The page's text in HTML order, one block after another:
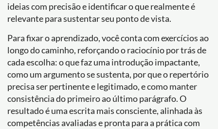
ideias com precisão e identificar o que realmente é
relevante para sustentar seu ponto de vista.
Para fixar o aprendizado, você conta com exercícios ao
longo do caminho, reforçando o raciocínio por trás de
cada escolha: o que faz uma introdução impactante,
como um argumento se sustenta, por que o repertório
precisa ser pertinente e legitimado, e como manter
consistência do primeiro ao último parágrafo. O
resultado é uma escrita mais consciente, alinhada às
competências avaliadas e pronta para a prática com